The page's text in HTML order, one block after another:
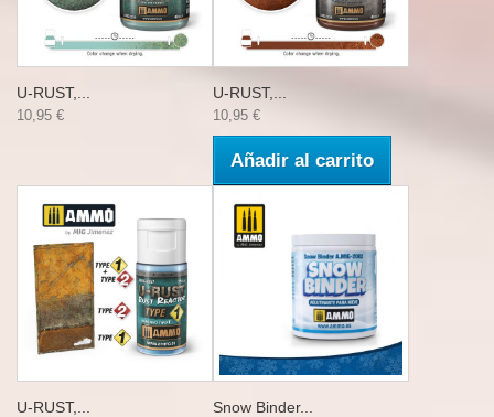
U-RUST,...
10,95 €
U-RUST,...
10,95 €
Añadir al carrito
U-RUST,... Snow Binder...